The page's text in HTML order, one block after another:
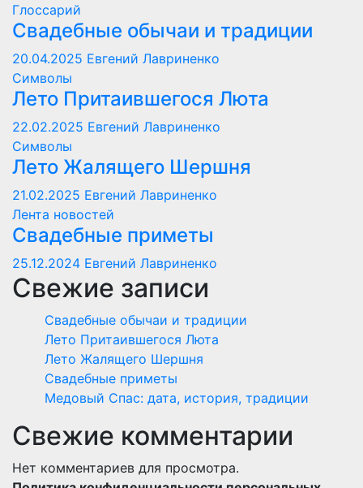
Глоссарий
Свадебные обычаи и традиции
20.04.2025 Евгений Лавриненко
Символы
Лето Притаившегося Люта
22.02.2025 Евгений Лавриненко
Символы
Лето Жалящего Шершня
21.02.2025 Евгений Лавриненко
Лента новостей
Свадебные приметы
25.12.2024 Евгений Лавриненко
Свежие записи
Свадебные обычаи и традиции
Лето Притаившегося Люта
Лето Жалящего Шершня
Свадебные приметы
Медовый Спас: дата, история, традиции
Свежие комментарии
Нет комментариев для просмотра.